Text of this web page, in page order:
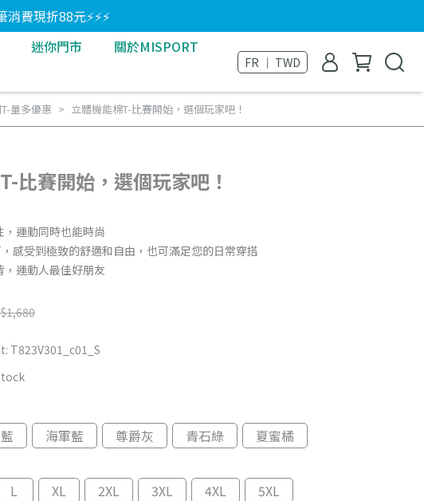
費現折88元⚡⚡⚡
迷你門市
關於MISPORT
FR ｜ TWD
量多優惠 立體機能棉T-比賽開始，選個玩家吧！
比賽開始，選個玩家吧！
運動同時也能時尚
感受到極致的舒適和自由，也可滿足您的日常穿搭
運動人最佳好朋友
T823V301_c01_S
海軍藍 尊爵灰 青石綠
夏蜜橘
L XL 2XL 3XL 4XL 5XL